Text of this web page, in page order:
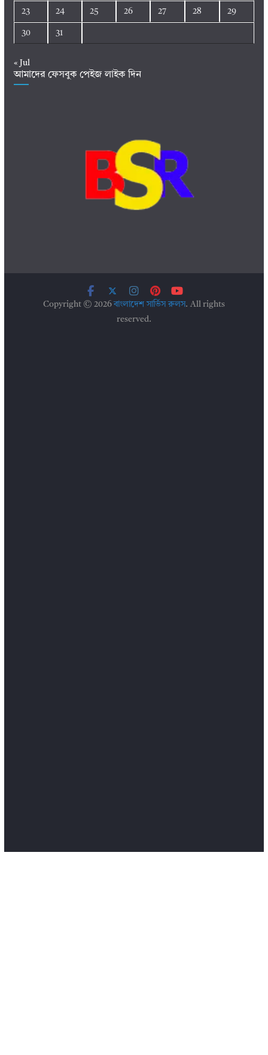
23 24 25 26 27 28 29
30 31
« Jul
আমাদের ফেসবুক পেইজ লাইক দিন
Copyright © 2026বাংলাদেশ সার্ভিস রুলস. All rights
reserved.